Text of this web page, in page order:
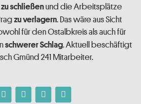
zu schließenund die Arbeitsplätze
zu verlagern. Das wäre aus Sicht
für den Ostalbkreis als auch für
schwerer Schlag. Aktuell beschäftigt
Gmünd 241 Mitarbeiter.